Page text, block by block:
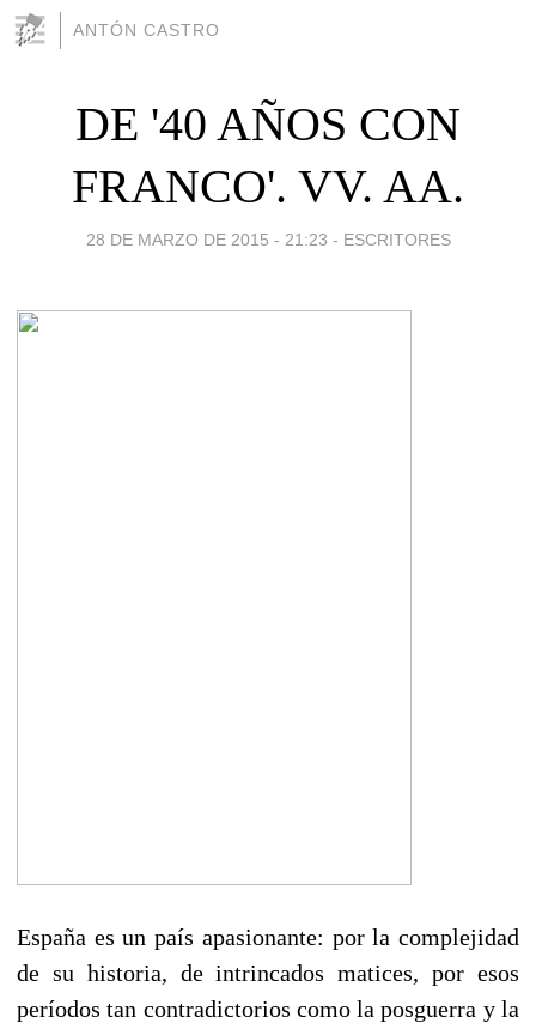
ANTÓN CASTRO
DE '40 AÑOS CON
FRANCO'. VV. AA.
28 DE MARZO DE 2015 - 21:23 - ESCRITORES
España es un país apasionante: por la complejidad
de su historia, de intrincados matices, por esos
períodos tan contradictorios como la posguerra y la